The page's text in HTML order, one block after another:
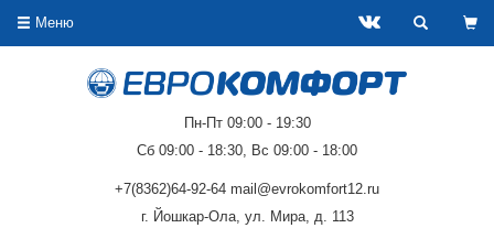
Меню
Пн-Пт 09:00 - 19:30
Сб 09:00 - 18:30, Вс 09:00 - 18:00
+7(8362)64-92-64 mail@evrokomfort12.ru
г. Йошкар-Ола, ул. Мира, д. 113